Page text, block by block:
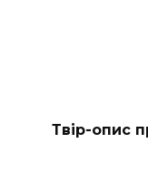
Твір-опис